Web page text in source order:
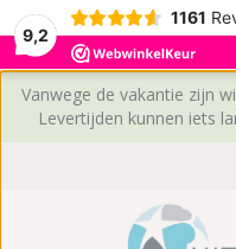
9,2
1161
Vanwege de vakantie zijn
Levertijden kunnen iets